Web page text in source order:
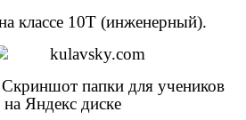
классе 10Т (инженерный).
папки для учеников
Яндекс диске